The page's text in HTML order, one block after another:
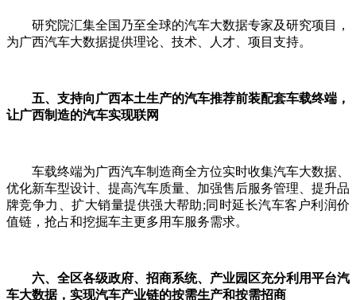
研究院汇集全国乃至全球的汽车大数据专家及研究项目，
为广西汽车大数据提供理论、技术、人才、项目支持。
五、支持向广西本土生产的汽车推荐前装配套车载终端，
让广西制造的汽车实现联网
车载终端为广西汽车制造商全方位实时收集汽车大数据、
优化新车型设计、提高汽车质量、加强售后服务管理、提升品
牌竞争力、扩大销量提供强大帮助;同时延长汽车客户利润价
值链，抢占和挖掘车主更多用车服务需求。
六、全区各级政府、招商系统、产业园区充分利用平台汽
车大数据，实现汽车产业链的按需生产和按需招商